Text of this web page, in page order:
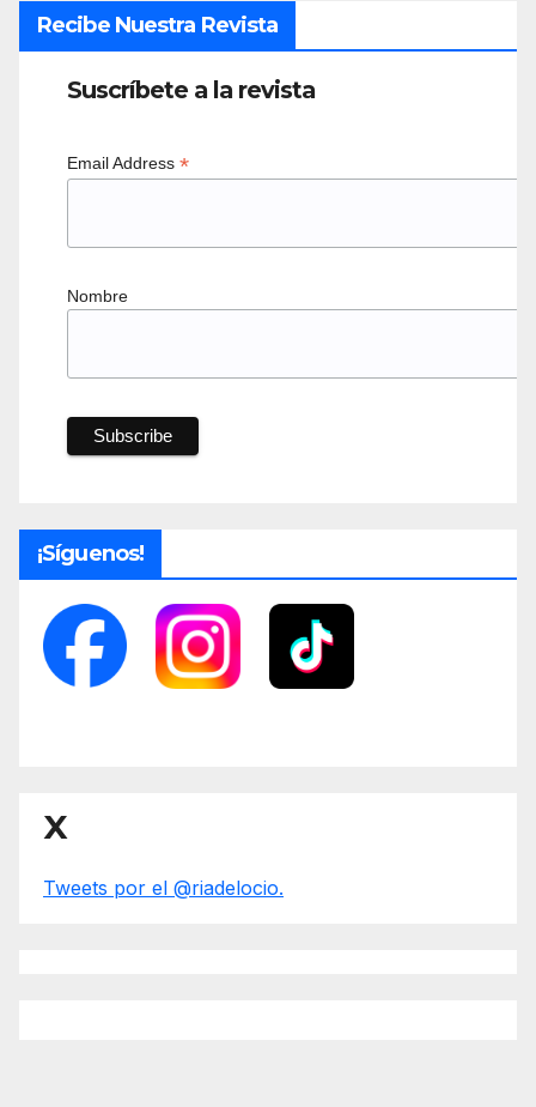
Recibe Nuestra Revista
Suscríbete a la revista
Email Address *
Nombre
¡Síguenos!
X
Tweets por el @riadelocio.